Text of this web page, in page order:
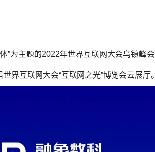
”为主题的2022年世界互联网大会乌镇峰会
界互联网大会“互联网之光”博览会云展厅。